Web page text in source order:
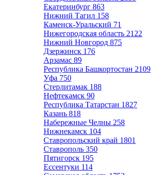
Екатеринбург 863
Нижний Тагил 158
Каменск-Уральский 71
Нижегородская область 2122
Нижний Новгород 875
Дзержинск 176
Арзамас 89
Республика Башкортостан 2109
Уфа 750
Стерлитамак 188
Нефтекамск 90
Республика Татарстан 1827
Казань 818
Набережные Челны 258
Нижнекамск 104
Ставропольский край 1801
Ставрополь 350
Пятигорск 195
Ессентуки 114